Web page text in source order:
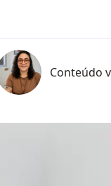
Conteúdo